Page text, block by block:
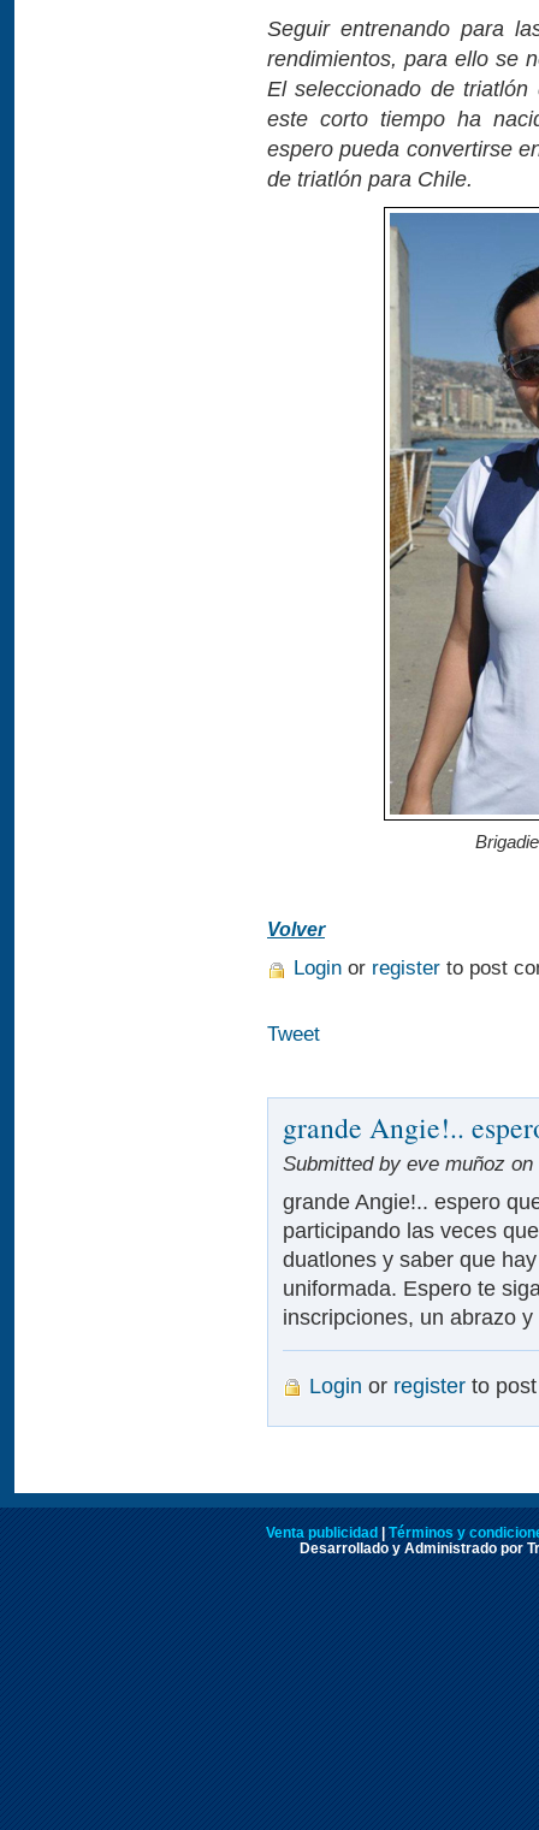
Seguir entrenando para
rendimientos, para ello se
El seleccionado de
este corto tiempo ha
espero pueda convertirse
de triatlón para Chile.
Volver
Login or register to post
Tweet
grande Angie!..
Submitted by eve muñoz
grande Angie!.. espero
participando las veces
duatlones y saber que
uniformada. Espero te
inscripciones, un abrazo
Login or register to
Venta publicidad | Términos y
Desarrollado y Administrado por